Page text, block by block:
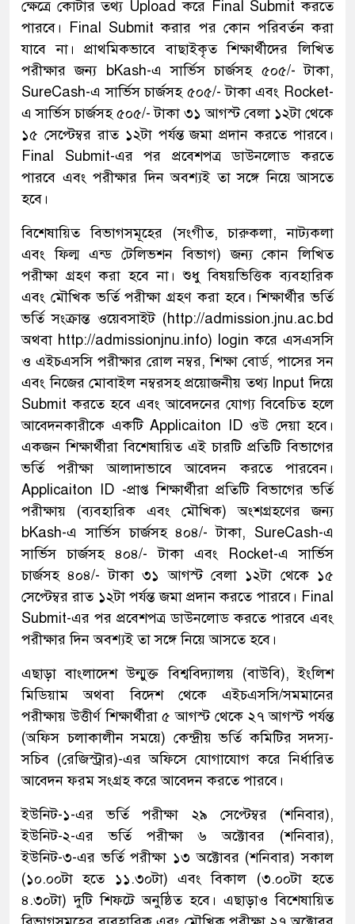
ক্ষেত্রে কোটার তথ্য Upload করে Final Submit করতে
পারবে। Final Submit করার পর কোন পরিবর্তন করা
যাবে না। প্রাথমিকভাবে বাছাইকৃত শিক্ষার্থীদের লিখিত
পরীক্ষার জন্য bKash-এ সার্ভিস চার্জসহ ৫০৫/- টাকা,
SureCash-এ সার্ভিস চার্জসহ ৫০৫/- টাকা এবং Rocket-
এ সার্ভিস চার্জসহ ৫০৫/- টাকা ৩১ আগস্ট বেলা ১২টা থেকে
১৫ সেপ্টেম্বর রাত ১২টা পর্যন্ত জমা প্রদান করতে পারবে।
Final Submit-এর পর প্রবেশপত্র ডাউনলোড করতে
পারবে এবং পরীক্ষার দিন অবশ্যই তা সঙ্গে নিয়ে আসতে
হবে।
বিশেষায়িত বিভাগসমূহের (সংগীত, চারুকলা, নাট্যকলা
এবং ফিল্ম এন্ড টেলিভশন বিভাগ) জন্য কোন লিখিত
পরীক্ষা গ্রহণ করা হবে না। শুধু বিষয়ভিত্তিক ব্যবহারিক
এবং মৌখিক ভর্তি পরীক্ষা গ্রহণ করা হবে। শিক্ষার্থীর ভর্তি
ভর্তি সংক্রান্ত ওয়েবসাইট (http://admission.jnu.ac.bd
অথবা http://admissionjnu.info) login করে এসএসসি
ও এইচএসসি পরীক্ষার রোল নম্বর, শিক্ষা বোর্ড, পাসের সন
এবং নিজের মোবাইল নম্বরসহ প্রয়োজনীয় তথ্য Input দিয়ে
Submit করতে হবে এবং আবেদনের যোগ্য বিবেচিত হলে
আবেদনকারীকে একটি Applicaiton ID ওউ দেয়া হবে।
একজন শিক্ষার্থীরা বিশেষায়িত এই চারটি প্রতিটি বিভাগের
ভর্তি পরীক্ষা আলাদাভাবে আবেদন করতে পারবেন।
Applicaiton ID -প্রাপ্ত শিক্ষার্থীরা প্রতিটি বিভাগের ভর্তি
পরীক্ষায় (ব্যবহারিক এবং মৌখিক) অংশগ্রহণের জন্য
bKash-এ সার্ভিস চার্জসহ ৪০৪/- টাকা, SureCash-এ
সার্ভিস চার্জসহ ৪০৪/- টাকা এবং Rocket-এ সার্ভিস
চার্জসহ ৪০৪/- টাকা ৩১ আগস্ট বেলা ১২টা থেকে ১৫
সেপ্টেম্বর রাত ১২টা পর্যন্ত জমা প্রদান করতে পারবে। Final
Submit-এর পর প্রবেশপত্র ডাউনলোড করতে পারবে এবং
পরীক্ষার দিন অবশ্যই তা সঙ্গে নিয়ে আসতে হবে।
এছাড়া বাংলাদেশ উন্মুক্ত বিশ্ববিদ্যালয় (বাউবি), ইংলিশ
মিডিয়াম অথবা বিদেশ থেকে এইচএসসি/সমমানের
পরীক্ষায় উত্তীর্ণ শিক্ষার্থীরা ৫ আগস্ট থেকে ২৭ আগস্ট পর্যন্ত
(অফিস চলাকালীন সময়ে) কেন্দ্রীয় ভর্তি কমিটির সদস্য-
সচিব (রেজিস্ট্রার)-এর অফিসে যোগাযোগ করে নির্ধারিত
আবেদন ফরম সংগ্রহ করে আবেদন করতে পারবে।
ইউনিট-১-এর ভর্তি পরীক্ষা ২৯ সেপ্টেম্বর (শনিবার),
ইউনিট-২-এর ভর্তি পরীক্ষা ৬ অক্টোবর (শনিবার),
ইউনিট-৩-এর ভর্তি পরীক্ষা ১৩ অক্টোবর (শনিবার) সকাল
(১০.০০টা হতে ১১.৩০টা) এবং বিকাল (৩.০০টা হতে
৪.৩০টা) দুটি শিফটে অনুষ্ঠিত হবে। এছাড়াও বিশেষায়িত